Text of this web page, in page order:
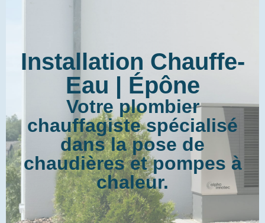
Installation Chauffe-
Eau | Épône
Votre plombier
chauffagiste spécialisé
dans la pose de
chaudières et pompes à
chaleur.